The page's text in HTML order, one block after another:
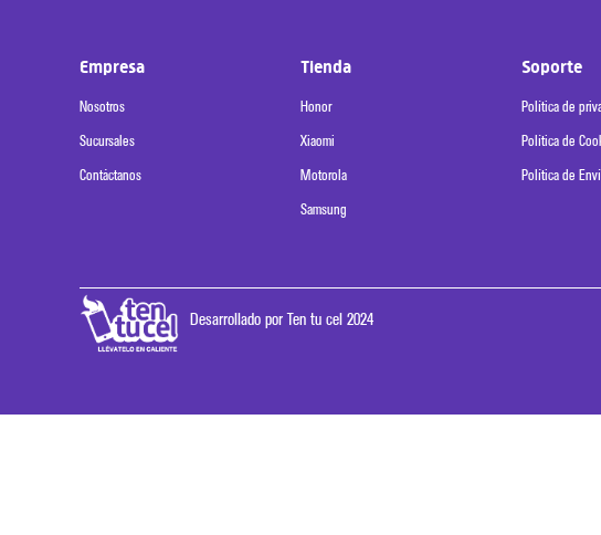
Empresa
Nosotros
Sucursales
Contáctanos
Tienda
Honor
Xiaomi
Motorola
Samsung
Soporte
Política de
Política de
Política de
Desarrollado por Ten tu cel 2024